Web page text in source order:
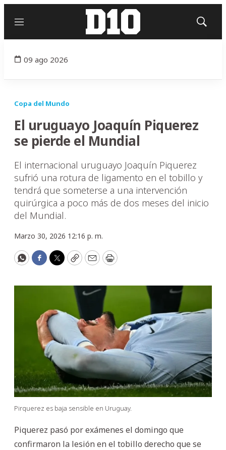
Menú
Mostrar
09 ago 2026
Copa del Mundo
El uruguayo Joaquín Piquerez
se pierde el Mundial
El internacional uruguayo Joaquín Piquerez
sufrió una rotura de ligamento en el tobillo y
tendrá que someterse a una intervención
quirúrgica a poco más de dos meses del inicio
del Mundial.
Marzo 30, 2026 12:16 p. m.
WhatsApp
Facebook
Twitter
CopyEmailPrint
Pirquerez es baja sensible en Uruguay.
Piquerez pasó por exámenes el domingo que
confirmaron la lesión en el tobillo derecho que se